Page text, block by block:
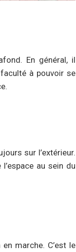
En général, il
à pouvoir se
sur l’extérieur.
au sein du
marche. C’est le